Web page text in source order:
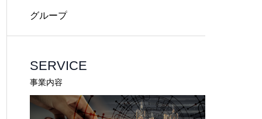
グループ
SERVICE
事業内容